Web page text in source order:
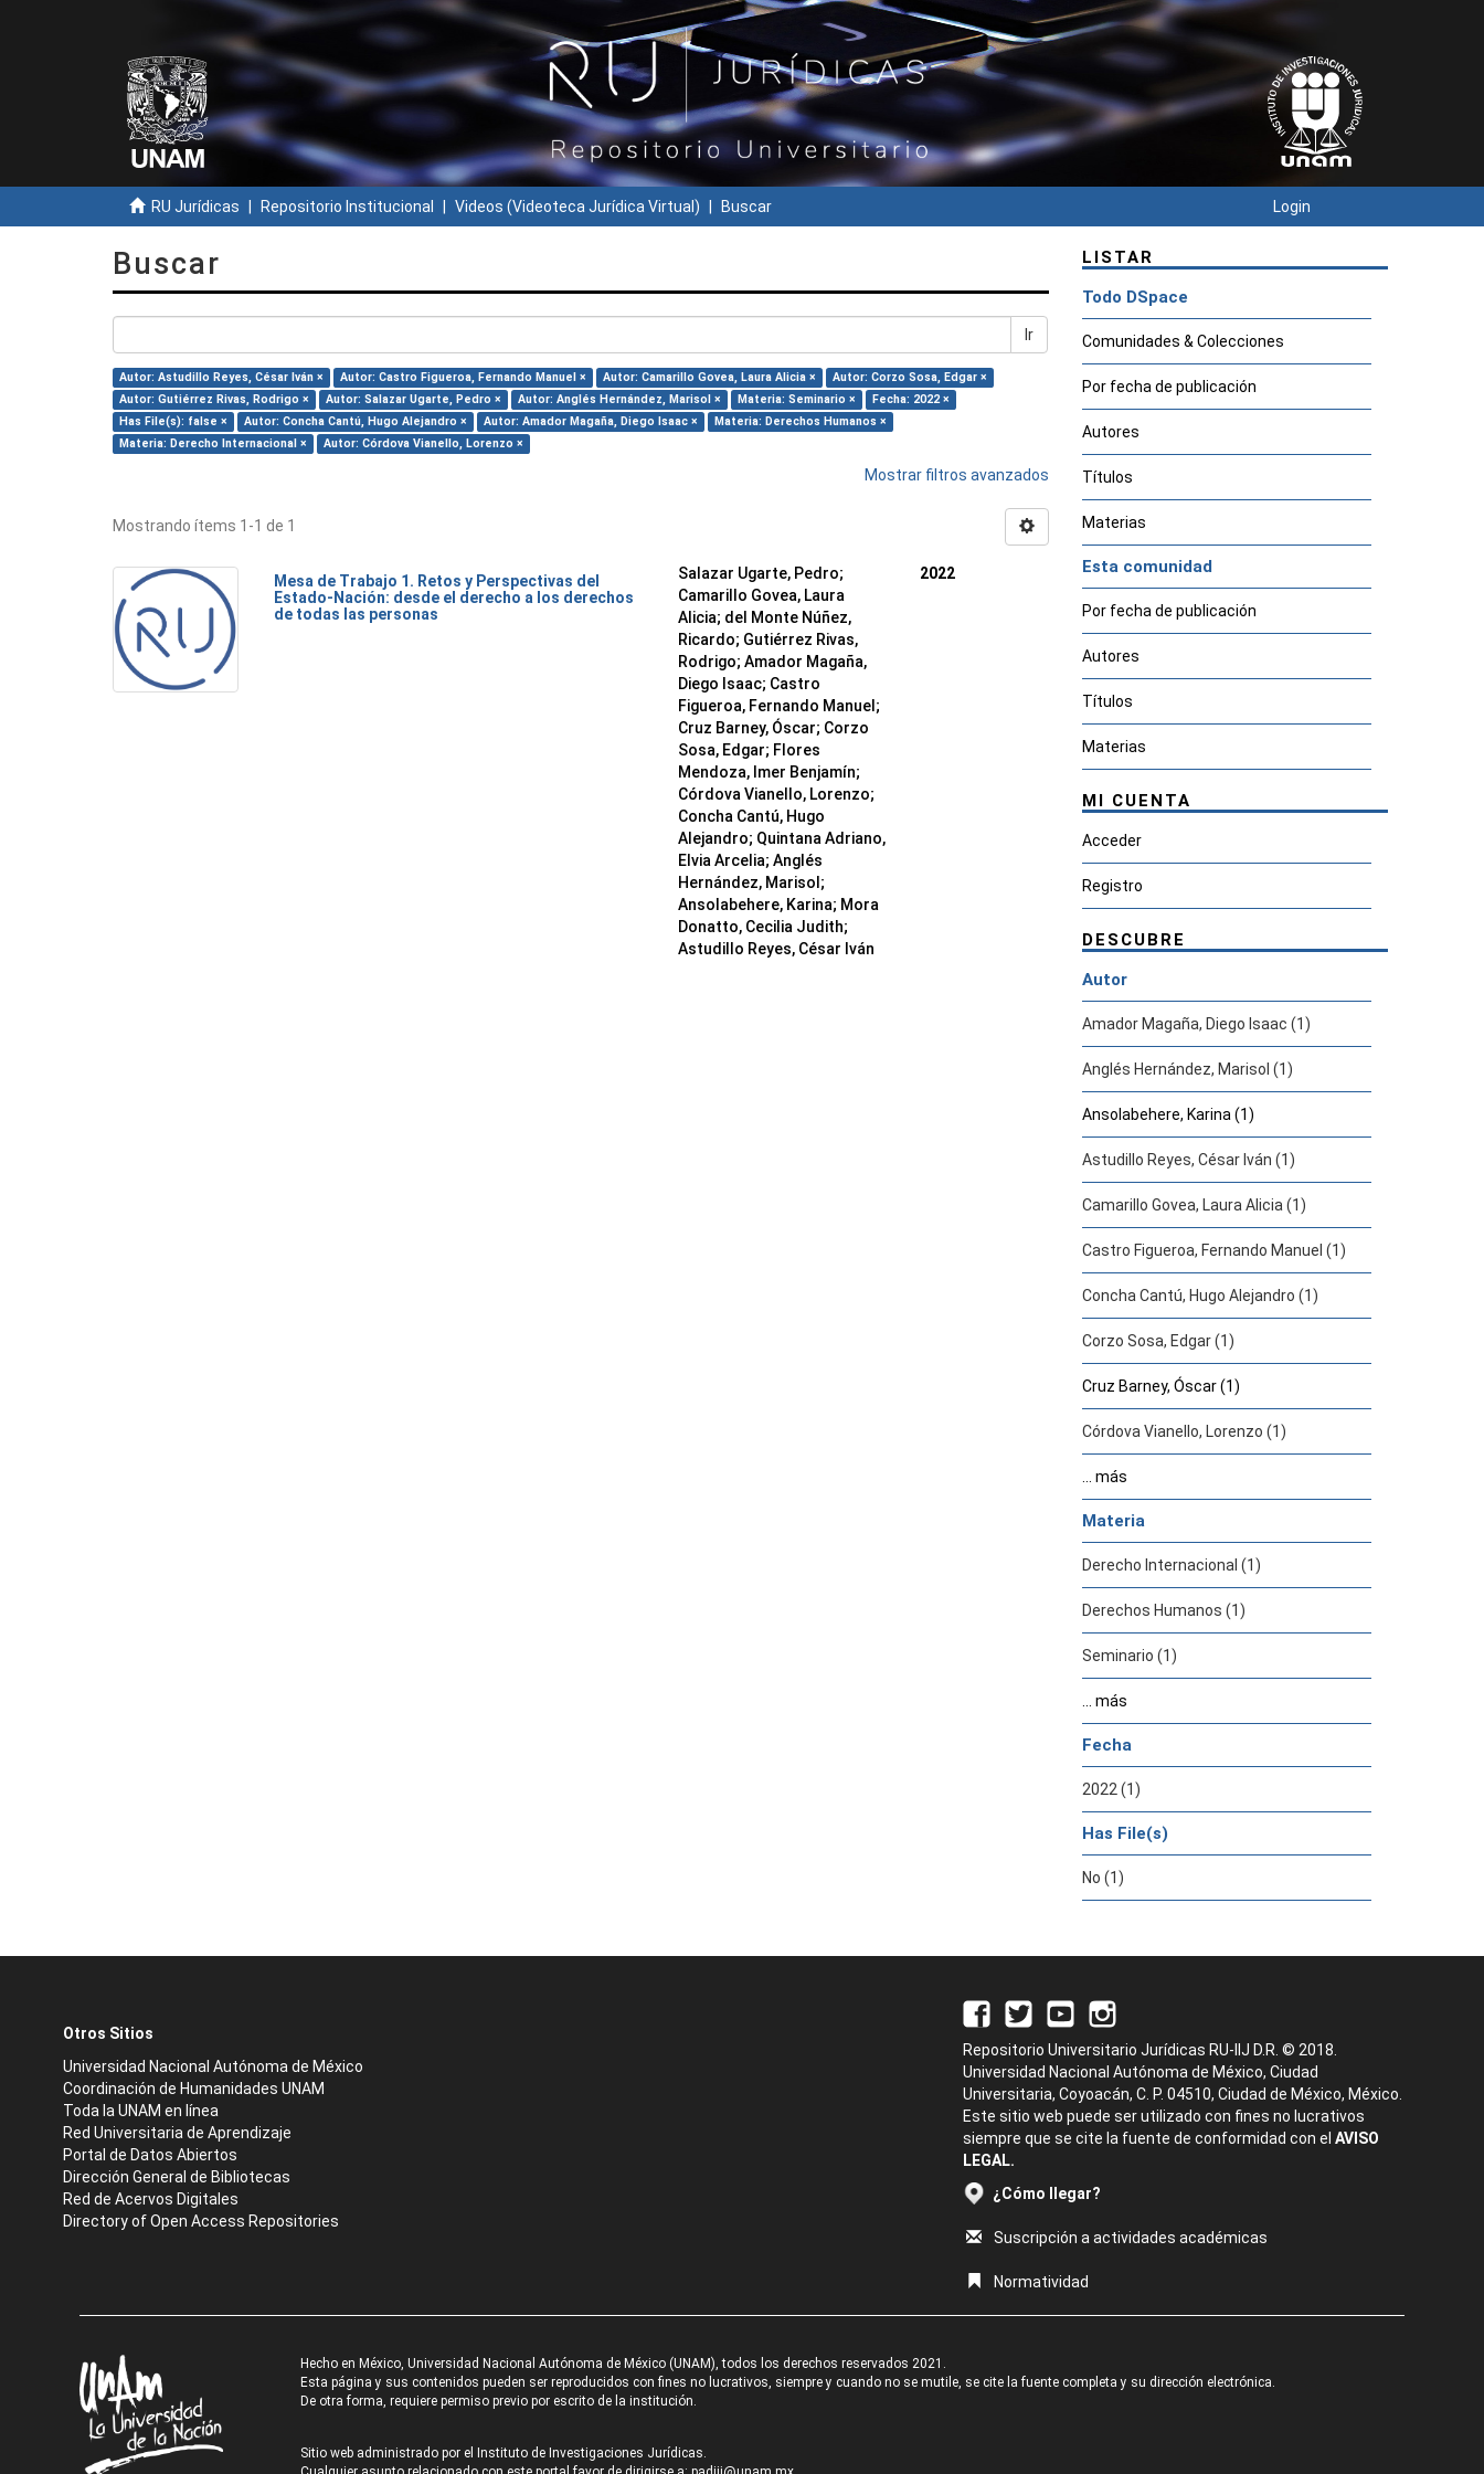
RU Jurídicas Repositorio Institucional Videos (Videoteca Jurídica Virtual) Buscar Login
Buscar
Ir
Autor: Astudillo Reyes, César Iván × Autor: Castro Figueroa, Fernando Manuel × Autor: Camarillo Govea, Laura Alicia ×
Autor: Corzo Sosa, Edgar ×
Autor: Gutiérrez Rivas, Rodrigo ×
Autor: Salazar Ugarte, Pedro × Autor: Anglés Hernández, Marisol × Materia: Seminario ×
Fecha: 2022 ×
Has File(s): false ×
Autor: Concha Cantú, Hugo Alejandro × Autor: Amador Magaña, Diego Isaac ×
Materia: Derechos Humanos ×
Materia: Derecho Internacional ×
Autor: Córdova Vianello, Lorenzo ×
Mostrar filtros avanzados
Mostrando ítems 1-1 de 1
Mesa de Trabajo 1. Retos y Perspectivas del
Estado-Nación: desde el derecho a los derechos
de todas las personas
Salazar Ugarte, Pedro;
Camarillo Govea, Laura
Alicia; del Monte Núñez,
Ricardo; Gutiérrez Rivas,
Rodrigo; Amador Magaña,
Diego Isaac; Castro
Figueroa, Fernando Manuel ;
Cruz Barney, Óscar; Corzo
Sosa, Edgar; Flores
Mendoza, Imer Benjamín;
Córdova Vianello, Lorenzo;
Concha Cantú, Hugo
Alejandro; Quintana Adriano,
Elvia Arcelia; Anglés
Hernández, Marisol ;
Ansolabehere, Karina; Mora
Donatto, Cecilia Judith;
Astudillo Reyes, César Iván
2022
LISTAR
Todo DSpace
Comunidades & Colecciones
Por fecha de publicación
Autores
Títulos
Materias
Esta comunidad
Por fecha de publicación
Autores
Títulos
Materias
MI CUENTA
Acceder
Registro
DESCUBRE
Autor
Amador Magaña, Diego Isaac (1)
Anglés Hernández, Marisol (1)
Ansolabehere, Karina (1)
Astudillo Reyes, César Iván (1)
Camarillo Govea, Laura Alicia (1)
Castro Figueroa, Fernando Manuel (1)
Concha Cantú, Hugo Alejandro (1)
Corzo Sosa, Edgar (1)
Cruz Barney, Óscar (1)
Córdova Vianello, Lorenzo (1)
... más
Materia
Derecho Internacional (1)
Derechos Humanos (1)
Seminario (1)
... más
Fecha
2022 (1)
Has File(s)
No (1)
Otros Sitios
Universidad Nacional Autónoma de México
Coordinación de Humanidades UNAM
Toda la UNAM en línea
Red Universitaria de Aprendizaje
Portal de Datos Abiertos
Dirección General de Bibliotecas
Red de Acervos Digitales
Directory of Open Access Repositories
Repositorio Universitario Jurídicas RU-IIJ D.R. © 2018.
Universidad Nacional Autónoma de México, Ciudad
Universitaria, Coyoacán, C. P. 04510, Ciudad de México, México.
Este sitio web puede ser utilizado con fines no lucrativos
siempre que se cite la fuente de conformidad con el AVISO
LEGAL.
¿Cómo llegar?
Suscripción a actividades académicas
Normatividad
Hecho en México, Universidad Nacional Autónoma de México (UNAM), todos los derechos reservados 2021.
Esta página y sus contenidos pueden ser reproducidos con fines no lucrativos, siempre y cuando no se mutile, se cite la fuente completa y su dirección electrónica.
De otra forma, requiere permiso previo por escrito de la institución.
Sitio web administrado por el Instituto de Investigaciones Jurídicas.